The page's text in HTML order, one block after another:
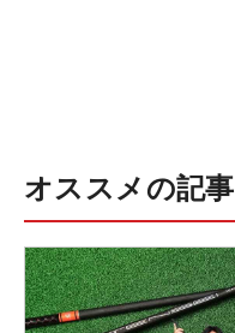
オススメの記事